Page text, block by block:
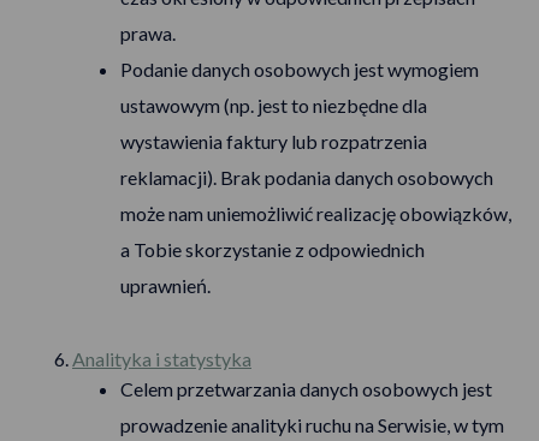
prawa.
Podanie danych osobowych jest wymogiem
ustawowym (np. jest to niezbędne dla
wystawienia faktury lub rozpatrzenia
reklamacji). Brak podania danych osobowych
może nam uniemożliwić realizację obowiązków,
a Tobie skorzystanie z odpowiednich
uprawnień.
Analityka i statystyka
Celem przetwarzania danych osobowych jest
prowadzenie analityki ruchu na Serwisie, w tym